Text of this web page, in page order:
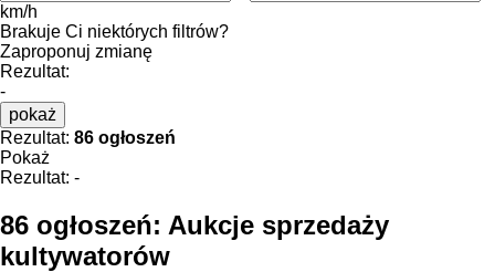
km/h
Brakuje Ci niektórych filtrów?
Zaproponuj zmianę
Rezultat:
-
pokaż
Rezultat: 86 ogłoszeń
Pokaż
Rezultat: -
86 ogłoszeń: Aukcje sprzedaży
kultywatorów